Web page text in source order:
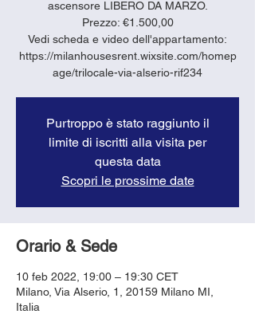
ascensore LIBERO DA MARZO.
Prezzo: €1.500,00
Vedi scheda e video dell'appartamento:
https://milanhousesrent.wixsite.com/homep
age/trilocale-via-alserio-rif234
Purtroppo è stato raggiunto il
limite di iscritti alla visita per
questa data
Scopri le prossime date
Orario & Sede
10 feb 2022, 19:00 – 19:30 CET
Milano, Via Alserio, 1, 20159 Milano MI,
Italia